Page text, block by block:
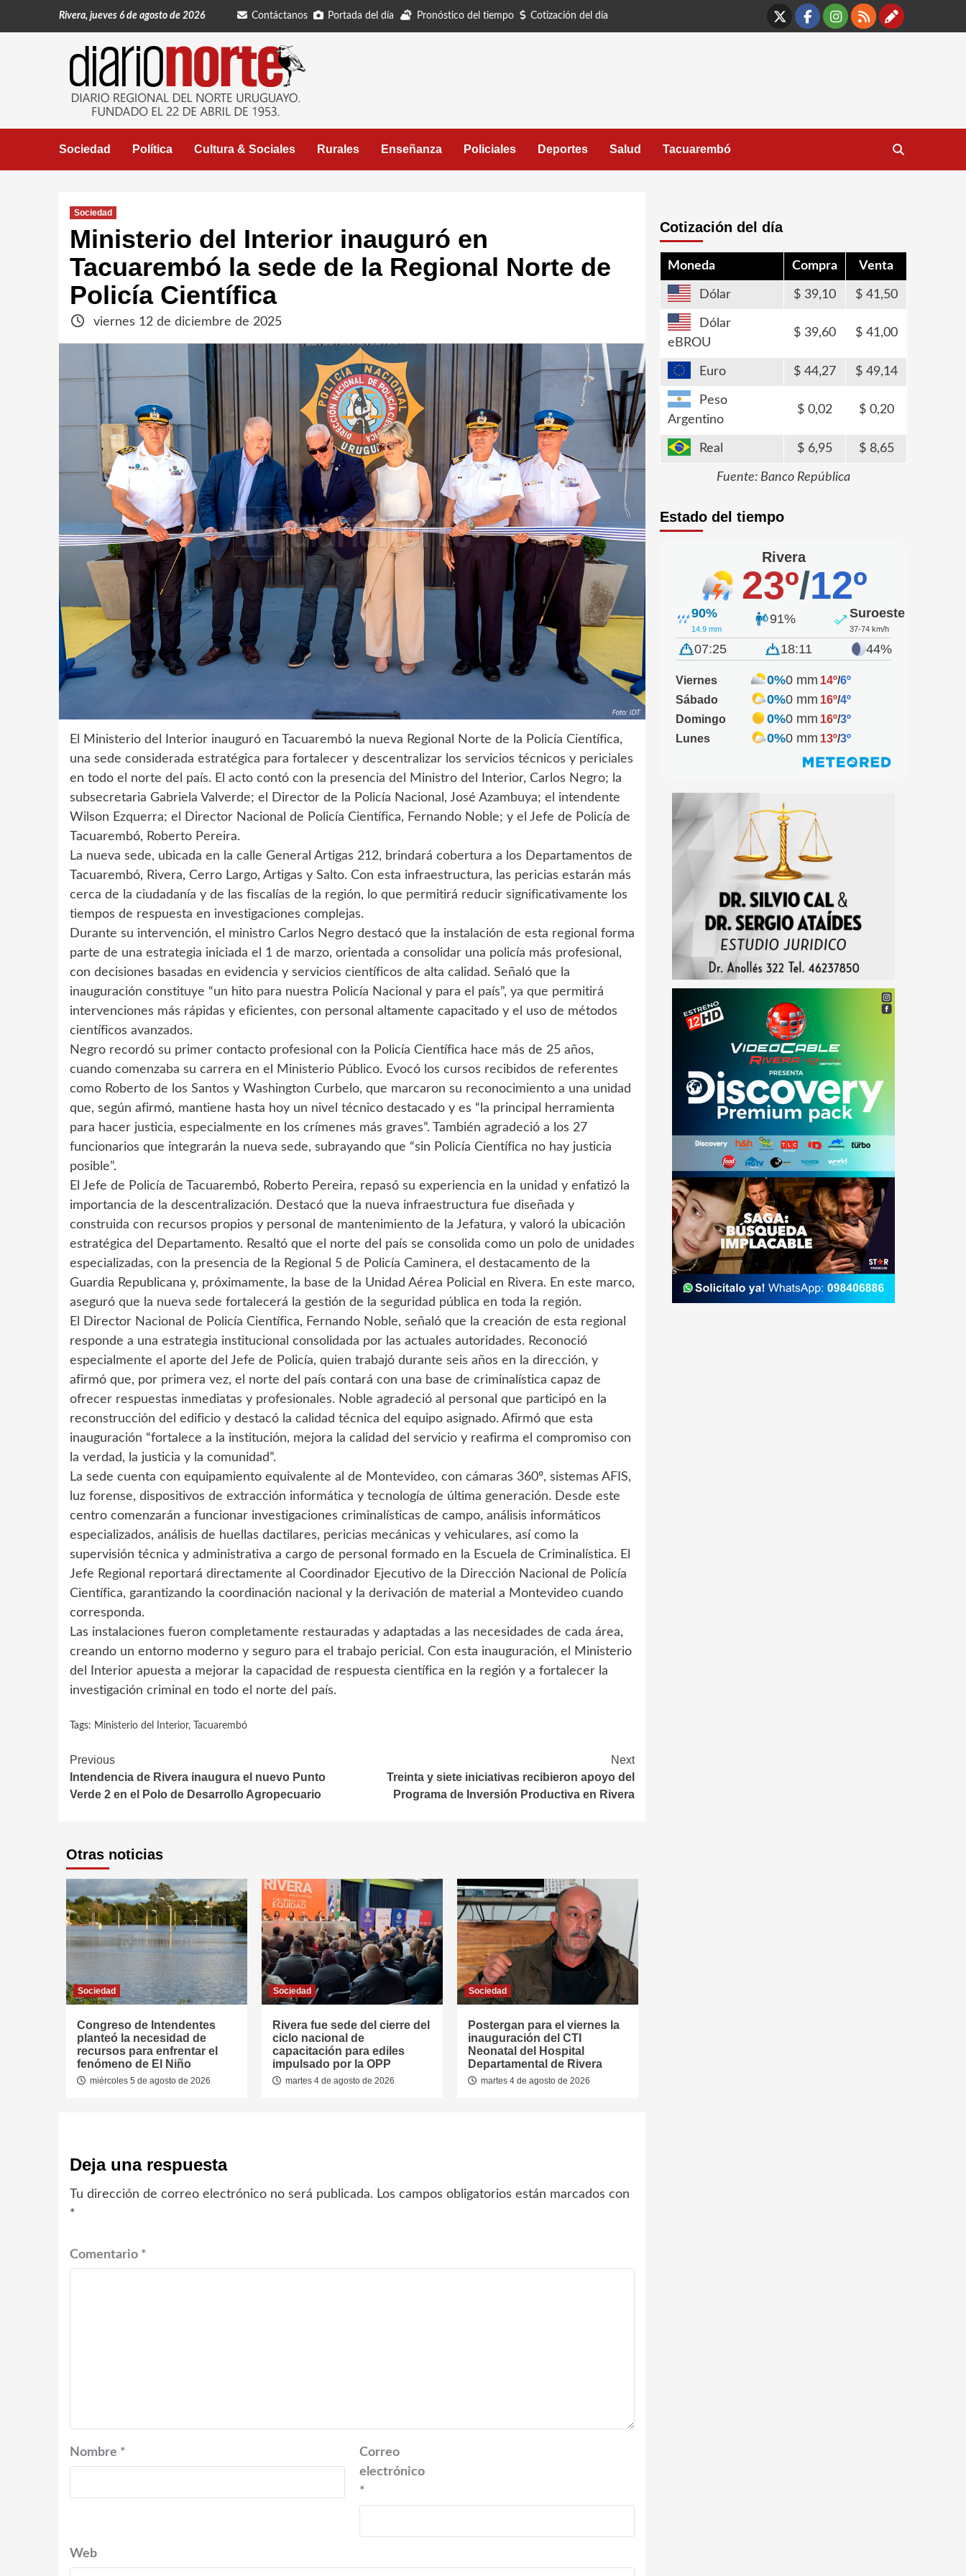
Rivera, jueves 6 de agosto de 2026 Contáctanos Portada del día Pronóstico del tiempo Cotización del día
X Facebook
Instagram
RSS
Sociedad Política Cultura & Sociales Rurales Enseñanza Policiales Deportes Salud Tacuarembó
Sociedad
Ministerio del Interior inauguró en
Tacuarembó la sede de la Regional Norte de
Policía Científica
viernes 12 de diciembre de 2025
El Ministerio del Interior inauguró en Tacuarembó la nueva Regional Norte de la Policía Científica,
una sede considerada estratégica para fortalecer y descentralizar los servicios técnicos y periciales
en todo el norte del país. El acto contó con la presencia del Ministro del Interior, Carlos Negro; la
subsecretaria Gabriela Valverde; el Director de la Policía Nacional, José Azambuya; el intendente
Wilson Ezquerra; el Director Nacional de Policía Científica, Fernando Noble; y el Jefe de Policía de
Tacuarembó, Roberto Pereira.
La nueva sede, ubicada en la calle General Artigas 212, brindará cobertura a los Departamentos de
Tacuarembó, Rivera, Cerro Largo, Artigas y Salto. Con esta infraestructura, las pericias estarán más
cerca de la ciudadanía y de las fiscalías de la región, lo que permitirá reducir significativamente los
tiempos de respuesta en investigaciones complejas.
Durante su intervención, el ministro Carlos Negro destacó que la instalación de esta regional forma
parte de una estrategia iniciada el 1 de marzo, orientada a consolidar una policía más profesional,
con decisiones basadas en evidencia y servicios científicos de alta calidad. Señaló que la
inauguración constituye “un hito para nuestra Policía Nacional y para el país”, ya que permitirá
intervenciones más rápidas y eficientes, con personal altamente capacitado y el uso de métodos
científicos avanzados.
Negro recordó su primer contacto profesional con la Policía Científica hace más de 25 años,
cuando comenzaba su carrera en el Ministerio Público. Evocó los cursos recibidos de referentes
como Roberto de los Santos y Washington Curbelo, que marcaron su reconocimiento a una unidad
que, según afirmó, mantiene hasta hoy un nivel técnico destacado y es “la principal herramienta
para hacer justicia, especialmente en los crímenes más graves”. También agradeció a los 27
funcionarios que integrarán la nueva sede, subrayando que “sin Policía Científica no hay justicia
posible”.
El Jefe de Policía de Tacuarembó, Roberto Pereira, repasó su experiencia en la unidad y enfatizó la
importancia de la descentralización. Destacó que la nueva infraestructura fue diseñada y
construida con recursos propios y personal de mantenimiento de la Jefatura, y valoró la ubicación
estratégica del Departamento. Resaltó que el norte del país se consolida como un polo de unidades
especializadas, con la presencia de la Regional 5 de Policía Caminera, el destacamento de la
Guardia Republicana y, próximamente, la base de la Unidad Aérea Policial en Rivera. En este marco,
aseguró que la nueva sede fortalecerá la gestión de la seguridad pública en toda la región.
El Director Nacional de Policía Científica, Fernando Noble, señaló que la creación de esta regional
responde a una estrategia institucional consolidada por las actuales autoridades. Reconoció
especialmente el aporte del Jefe de Policía, quien trabajó durante seis años en la dirección, y
afirmó que, por primera vez, el norte del país contará con una base de criminalística capaz de
ofrecer respuestas inmediatas y profesionales. Noble agradeció al personal que participó en la
reconstrucción del edificio y destacó la calidad técnica del equipo asignado. Afirmó que esta
inauguración “fortalece a la institución, mejora la calidad del servicio y reafirma el compromiso con
la verdad, la justicia y la comunidad”.
La sede cuenta con equipamiento equivalente al de Montevideo, con cámaras 360º, sistemas AFIS,
luz forense, dispositivos de extracción informática y tecnología de última generación. Desde este
centro comenzarán a funcionar investigaciones criminalísticas de campo, análisis informáticos
especializados, análisis de huellas dactilares, pericias mecánicas y vehiculares, así como la
supervisión técnica y administrativa a cargo de personal formado en la Escuela de Criminalística. El
Jefe Regional reportará directamente al Coordinador Ejecutivo de la Dirección Nacional de Policía
Científica, garantizando la coordinación nacional y la derivación de material a Montevideo cuando
corresponda.
Las instalaciones fueron completamente restauradas y adaptadas a las necesidades de cada área,
creando un entorno moderno y seguro para el trabajo pericial. Con esta inauguración, el Ministerio
del Interior apuesta a mejorar la capacidad de respuesta científica en la región y a fortalecer la
investigación criminal en todo el norte del país.
Tags: Ministerio del Interior, Tacuarembó
Continue
Reading
Previous
Intendencia de Rivera inaugura el nuevo Punto
Verde 2 en el Polo de Desarrollo Agropecuario
Next
Treinta y siete iniciativas recibieron apoyo del
Programa de Inversión Productiva en Rivera
Otras noticias
Sociedad
Congreso de Intendentes
planteó la necesidad de
recursos para enfrentar el
fenómeno de El Niño
miércoles 5 de agosto de 2026
Sociedad
Rivera fue sede del cierre del
ciclo nacional de
capacitación para ediles
impulsado por la OPP
martes 4 de agosto de 2026
Sociedad
Postergan para el viernes la
inauguración del CTI
Neonatal del Hospital
Departamental de Rivera
martes 4 de agosto de 2026
Deja una respuesta
Tu dirección de correo electrónico no será publicada. Los campos obligatorios están marcados con
*
Comentario *
Nombre *
Correo
electrónico
*
Web
Cotización del día
Moneda Compra Venta
Dólar 39,10 41,50
Dólar
eBROU
39,60 41,00
Euro 44,27 49,14
Peso
Argentino
0,02 0,20
Real 6,95 8,65
Fuente: Banco República
Estado del tiempo
Rivera
23º/12º
90%
14.9 mm
91% Suroeste
37-74 km/h
07:25 18:11 44%
Viernes 0%0 mm 14º/6º
Sábado
0%0 mm 16º/4º
Domingo
0%0 mm 16º/3º
Lunes
0%0 mm 13º/3º